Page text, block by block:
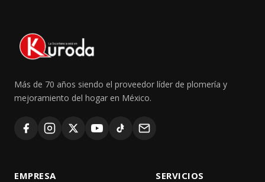
Más de 70 años siendo el proveedor líder de plomería y
mejoramiento del hogar en México.
EMPRESA SERVICIOS